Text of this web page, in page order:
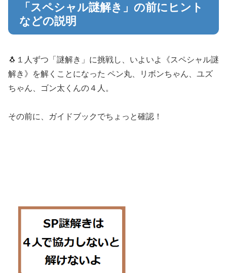
「スペシャル謎解き」の前にヒント
などの説明
🐧１人ずつ「謎解き」に挑戦し、いよいよ《スペシャル謎
解き》を解くことになった ペン丸、リボンちゃん、ユズ
ちゃん、ゴン太くんの４人。
その前に、ガイドブックでちょっと確認！